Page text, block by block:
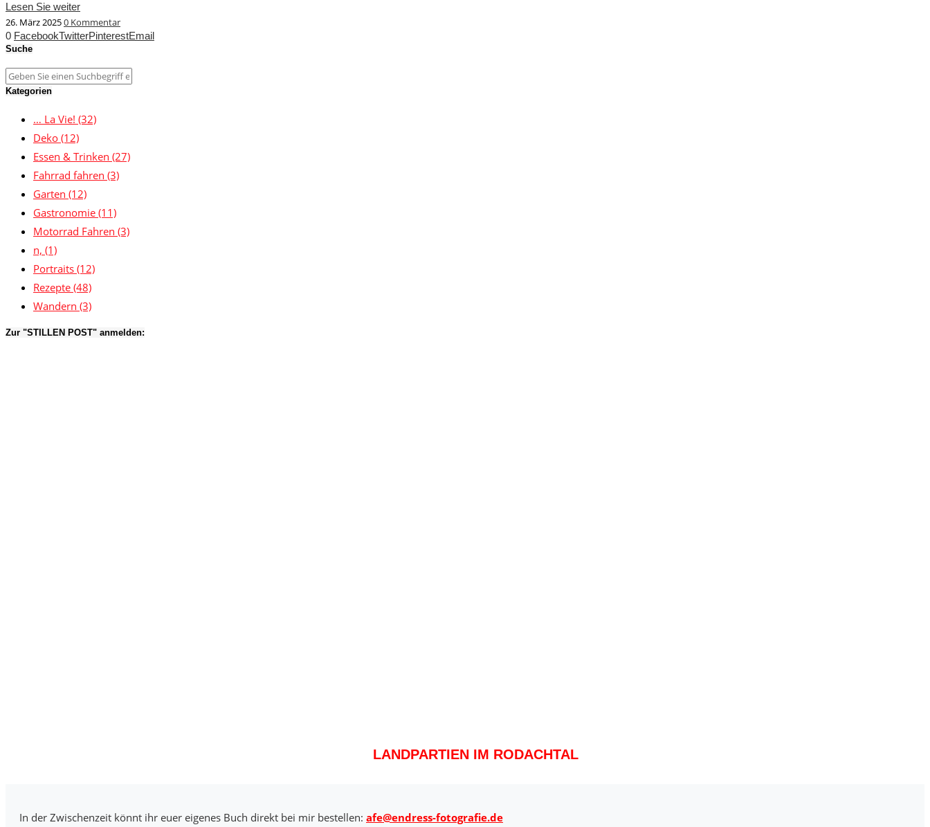
Lesen Sie weiter
26. März 20250 Kommentar
0 FacebookTwitterPinterestEmail
Suche
Kategorien
… La Vie! (32)
Deko (12)
Essen & Trinken (27)
Fahrrad fahren (3)
Garten (12)
Gastronomie (11)
Motorrad Fahren (3)
n, (1)
Portraits (12)
Rezepte (48)
Wandern (3)
Zur "STILLEN POST" anmelden:
LANDPARTIEN IM RODACHTAL
In der Zwischenzeit könnt ihr euer eigenes Buch direkt bei mir bestellen: afe@endress-fotografie.de